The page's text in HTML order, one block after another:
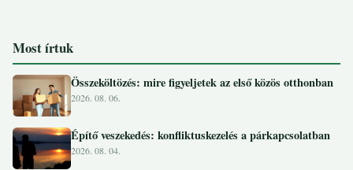
Most írtuk
Összeköltözés: mire figyeljetek az első közös otthonban
2026. 08. 06.
Építő veszekedés: konfliktuskezelés a párkapcsolatban
2026. 08. 04.